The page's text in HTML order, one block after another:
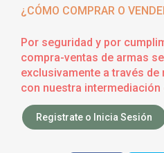
¿CÓMO COMPRAR O
Por seguridad y por
compra-ventas de armas
exclusivamente a través
con nuestra
Registrate o Inicia Sesión